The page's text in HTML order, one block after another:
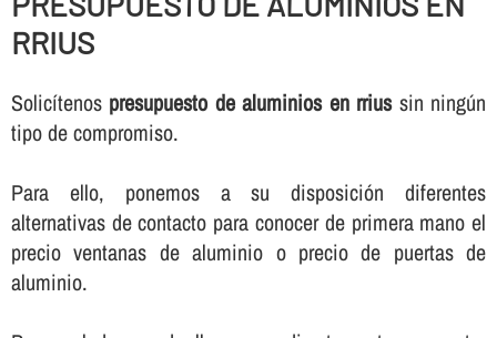
RRIUS
Solicí­tenos presupuesto de aluminios en rriussin ningún
tipo de compromiso.
Para ello, ponemos a su disposición diferentes
alternativas de contacto para conocer de primera mano el
precio ventanas de aluminio o precio de puertas de
aluminio.